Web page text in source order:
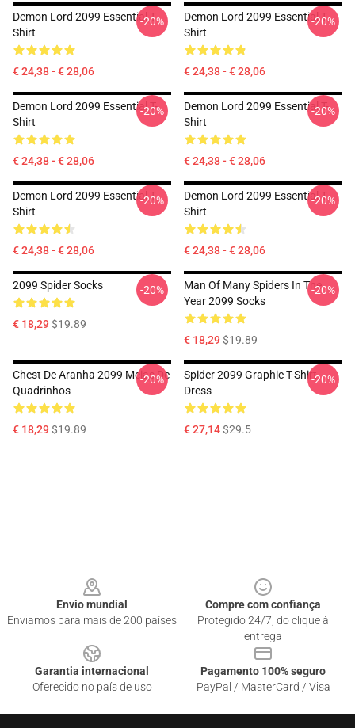
Demon Lord 2099 Essential T-
Shirt
€ 24,38 - € 28,06
-20%
Demon Lord 2099 Essential T-
Shirt
€ 24,38 - € 28,06
-20%
Demon Lord 2099 Essential T-
Shirt
€ 24,38 - € 28,06
-20%
Demon Lord 2099 Essential T-
Shirt
€ 24,38 - € 28,06
-20%
Demon Lord 2099 Essential T-
Shirt
€ 24,38 - € 28,06
-20%
Demon Lord 2099 Essential T-
Shirt
€ 24,38 - € 28,06
-20%
2099 Spider Socks
€ 18,29$19.89
-20%
Man Of Many Spiders In The
Year 2099 Socks
€ 18,29$19.89
-20%
Chest De Aranha 2099 Meias De
Quadrinhos
€ 18,29$19.89
-20%
Spider 2099 Graphic T-Shirt
Dress
€ 27,14$29.5
-20%
Envio mundial
Enviamos para mais de 200 países
Compre com confiança
Protegido 24/7, do clique à
entrega
Garantia internacional
Oferecido no país de uso
Pagamento 100% seguro
PayPal / MasterCard / Visa